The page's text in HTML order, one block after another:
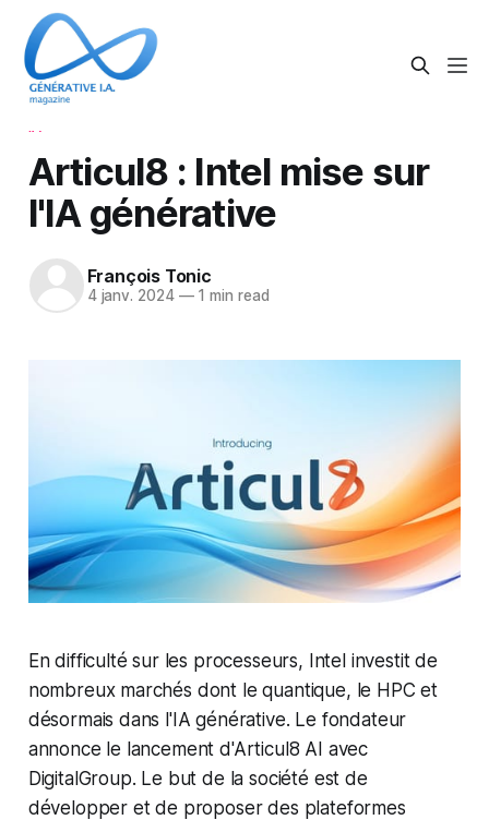
Articul8 : Intel mise sur
l'IA générative
François Tonic
4 janv. 2024 —1 min read
En difficulté sur les processeurs, Intel investit de
nombreux marchés dont le quantique, le HPC et
désormais dans l'IA générative. Le fondateur
annonce le lancement d'Articul8 AI avec
DigitalGroup. Le but de la société est de
développer et de proposer des plateformes